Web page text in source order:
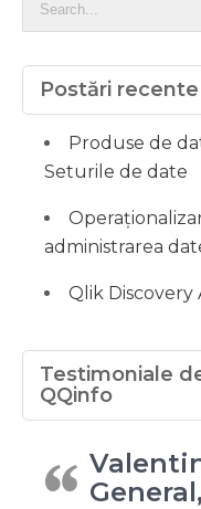
Postări recente
Produse de
Seturile de date
administrarea
Qlik Discovery
Testimoniale
QQinfo